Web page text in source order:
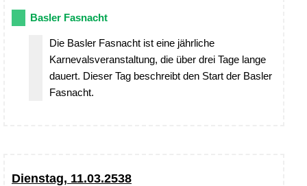
Basler Fasnacht
Die Basler Fasnacht ist eine jährliche
Karnevalsveranstaltung, die über drei Tage lange
dauert. Dieser Tag beschreibt den Start der Basler
Fasnacht.
Dienstag, 11.03.2538